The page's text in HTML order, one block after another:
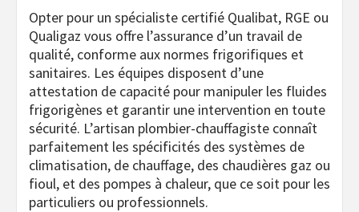
Opter pour un spécialiste certifié Qualibat, RGE ou
Qualigaz vous offre l’assurance d’un travail de
qualité, conforme aux normes frigorifiques et
sanitaires. Les équipes disposent d’une
attestation de capacité pour manipuler les fluides
frigorigènes et garantir une intervention en toute
sécurité. L’artisan plombier-chauffagiste connaît
parfaitement les spécificités des systèmes de
climatisation, de chauffage, des chaudières gaz ou
fioul, et des pompes à chaleur, que ce soit pour les
particuliers ou professionnels.